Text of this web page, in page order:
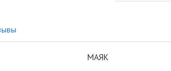
МАЯК